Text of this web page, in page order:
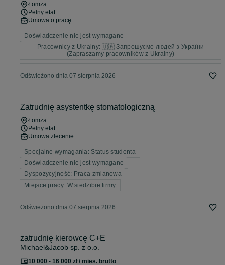
Łomża
Pełny etat
Umowa o pracę
Doświadczenie nie jest wymagane
Pracownicy z Ukrainy: 🇺🇦 Запрошуємо людей з України
(Zapraszamy pracowników z Ukrainy)
Odświeżono dnia 07 sierpnia 2026
Zatrudnię asystentkę stomatologiczną
Łomża
Pełny etat
Umowa zlecenie
Specjalne wymagania: Status studenta
Doświadczenie nie jest wymagane
Dyspozycyjność: Praca zmianowa
Miejsce pracy: W siedzibie firmy
Odświeżono dnia 07 sierpnia 2026
zatrudnię kierowcę C+E
Michael&Jacob sp. z o.o.
10 000 - 16 000 zł / mies. brutto